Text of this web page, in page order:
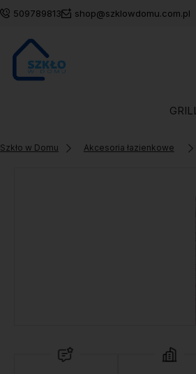
509789813 shop@szklowdomu.com.pl
GRILL
Szkło w Domu Akcesoria łazienkowe